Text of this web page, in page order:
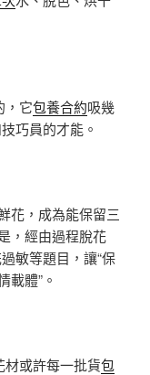
，它包養合約吸幾
巧員的才能。
花，成為能保留三
，經由過程脫花
敏等題目，讓“保
載體”。
或許每一批貨包